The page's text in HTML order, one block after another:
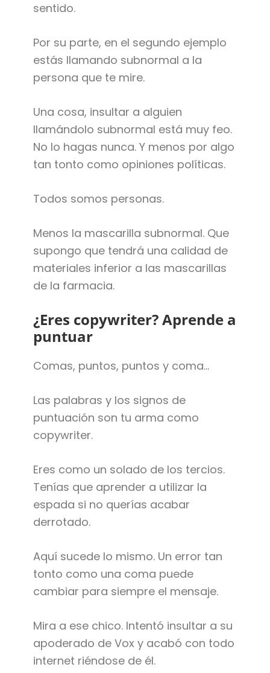
sentido.
Por su parte, en el segundo ejemplo
estás llamando subnormal a la
persona que te mire.
Una cosa, insultar a alguien
llamándolo subnormal está muy feo.
No lo hagas nunca. Y menos por algo
tan tonto como opiniones políticas.
Todos somos personas.
Menos la mascarilla subnormal. Que
supongo que tendrá una calidad de
materiales inferior a las mascarillas
de la farmacia.
¿Eres copywriter? Aprende a
puntuar
Comas, puntos, puntos y coma…
Las palabras y los signos de
puntuación son tu arma como
copywriter.
Eres como un solado de los tercios.
Tenías que aprender a utilizar la
espada si no querías acabar
derrotado.
Aquí sucede lo mismo. Un error tan
tonto como una coma puede
cambiar para siempre el mensaje.
Mira a ese chico. Intentó insultar a su
apoderado de Vox y acabó con todo
internet riéndose de él.